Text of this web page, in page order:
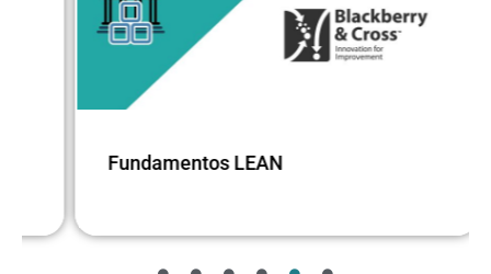
Fundamentos LEAN